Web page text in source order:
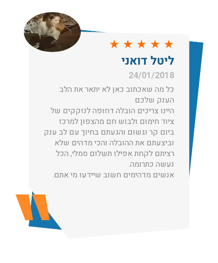
★
★
★
★
★
ליטל דואני
24/01/2018
כל מה שאכתוב כאן לא יתאר את הלב
הענק שלכם
היינו צריכים הובלה דחופה לנזקקים של
ציוד חימום ולבוש חם מהצפון למרכז
ביום קר וגשום והגעתם בחיוך עם לב ענק
וביצעתם את ההובלה והכי מדהים שלא
רציתם לקחת אפילו תשלום סמלי, הכל
נעשה כתרומה.
אנשים מדהימים חשוב שיידעו מי אתם.
ברמה הגבוהה ביותר, לקבלת הצעת מחיר כנסו עכשיו
עודכן לאחרונה: 31/05/2026, 15:42
הובלות בתל אביב:
עודכן לאחרונה: 30/03/2026, 12:23
הובלות מנוף בגבעת שמואל:
שירותי הובלה עם מנוף בגבעת שמואל לכל סוגי ההובלות
החל מהובלת תכולת דירה שלמה עם מנוף ועד פריט בודד.
עודכן לאחרונה: 24/02/2026, 10:42
העברת פריטים כבדים עם מנוף בפרדס חנה ואפשרות הובלת